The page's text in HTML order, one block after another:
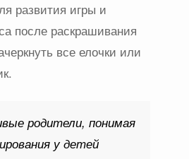
развития игры и
после раскрашивания
все елочки или
родители, понимая
у детей